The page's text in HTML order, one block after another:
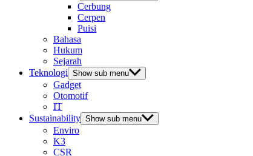
Cerbung
Cerpen
Puisi
Bahasa
Hukum
Sejarah
Teknologi Show sub menu
Gadget
Otomotif
IT
Sustainability Show sub menu
Enviro
K3
CSR